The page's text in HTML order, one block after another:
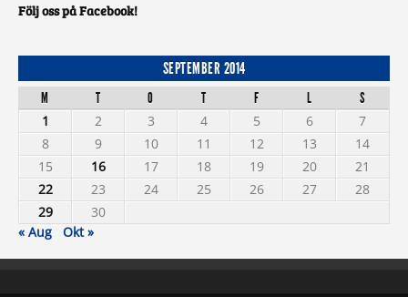
Följ oss på Facebook!
SEPTEMBER 2014
M T O T F L
S
1
2 3 4 5 6
7
8
9 10 11 12 13
14
15
16 17 18 19 20
21
22
23 24 25 26 27
28
29
30
« Aug
Okt »